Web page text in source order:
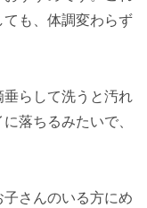
も、体調変わらず
垂らして洗うと汚れ
落ちるみたいで、
さんのいる方にめ